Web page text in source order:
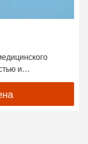
и
жидкости